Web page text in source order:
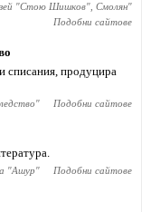
"Стою Шишков", Смолян"
Подобни сайтове
списания, продуцира
" Подобни сайтове
"Ашур" Подобни сайтове